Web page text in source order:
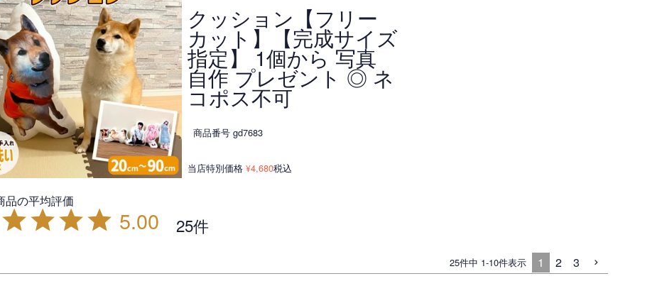
クッション【フリー
カット】【完成サイズ
指定】 1個から 写真
自作 プレゼント ◎ ネ
コポス不可
商品番号 gd7683
当店特別価格 ¥4,680税込
5.00 25
25件中 1-10件表示 1 2 3